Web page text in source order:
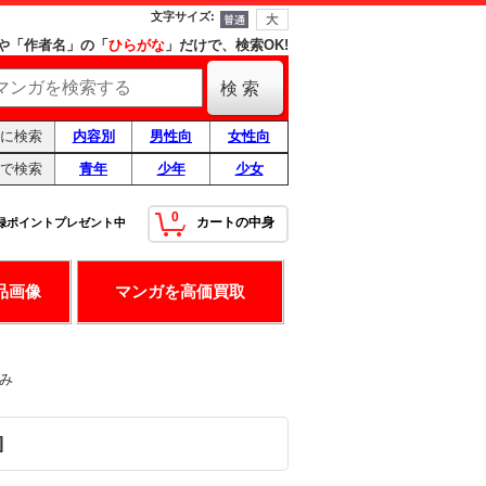
文字サイズ:
「作者名」の「 ひらがな 」だけで、検索OK!
検索 内容別 男性向
女性向
検索
青年 少年 少女
0 カートの中身
ポイントプレゼント中
画像 マンガを高価買取